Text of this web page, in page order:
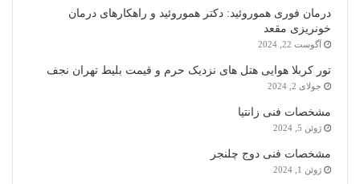
درمان فوری هموروئید: دکتر هموروئید و راهکارهای درمان
خونریزی مقعد
آگوست 22, 2024
تور کربلا هوایی هتل های نزدیک حرم و قیمت بلیط تهران نجف
جولای 2, 2024
مشخصات فنی زانتیا
ژوئن 5, 2024
مشخصات فنی دوج چلنجر
ژوئن 1, 2024